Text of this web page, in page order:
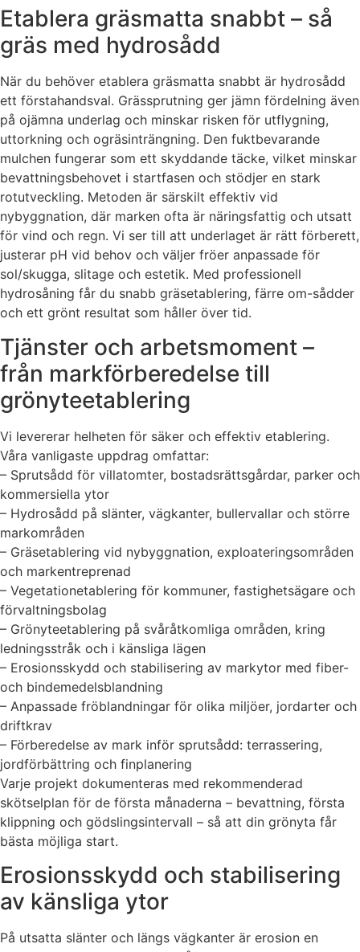
Etablera gräsmatta snabbt – så
gräs med hydrosådd
När du behöver etablera gräsmatta snabbt är hydrosådd
ett förstahandsval. Grässprutning ger jämn fördelning även
på ojämna underlag och minskar risken för utflygning,
uttorkning och ogräsinträngning. Den fuktbevarande
mulchen fungerar som ett skyddande täcke, vilket minskar
bevattningsbehovet i startfasen och stödjer en stark
rotutveckling. Metoden är särskilt effektiv vid
nybyggnation, där marken ofta är näringsfattig och utsatt
för vind och regn. Vi ser till att underlaget är rätt förberett,
justerar pH vid behov och väljer fröer anpassade för
sol/skugga, slitage och estetik. Med professionell
hydrosåning får du snabb gräsetablering, färre om-sådder
och ett grönt resultat som håller över tid.
Tjänster och arbetsmoment –
från markförberedelse till
grönyteetablering
Vi levererar helheten för säker och effektiv etablering.
Våra vanligaste uppdrag omfattar:
– Sprutsådd för villatomter, bostadsrättsgårdar, parker och
kommersiella ytor
– Hydrosådd på slänter, vägkanter, bullervallar och större
markområden
– Gräsetablering vid nybyggnation, exploateringsområden
och markentreprenad
– Vegetationetablering för kommuner, fastighetsägare och
förvaltningsbolag
– Grönyteetablering på svåråtkomliga områden, kring
ledningsstråk och i känsliga lägen
– Erosionsskydd och stabilisering av markytor med fiber-
och bindemedelsblandning
– Anpassade fröblandningar för olika miljöer, jordarter och
driftkrav
– Förberedelse av mark inför sprutsådd: terrassering,
jordförbättring och finplanering
Varje projekt dokumenteras med rekommenderad
skötselplan för de första månaderna – bevattning, första
klippning och gödslingsintervall – så att din grönyta får
bästa möjliga start.
Erosionsskydd och stabilisering
av känsliga ytor
På utsatta slänter och längs vägkanter är erosion en